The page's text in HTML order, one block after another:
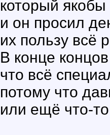
который
и он просил
их пользу всё
В конце
что всё
потому что
или ещё что-то